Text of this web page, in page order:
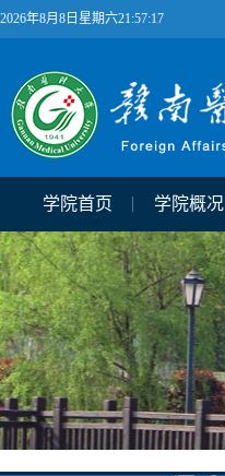
2026年8月8日星期六21:57:17
学院首页 学院概况